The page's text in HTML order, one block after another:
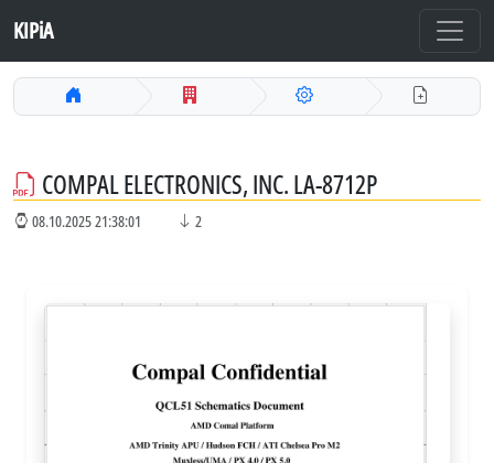
KIPiA
COMPAL ELECTRONICS, INC. LA-8712P
08.10.2025 21:38:01 2